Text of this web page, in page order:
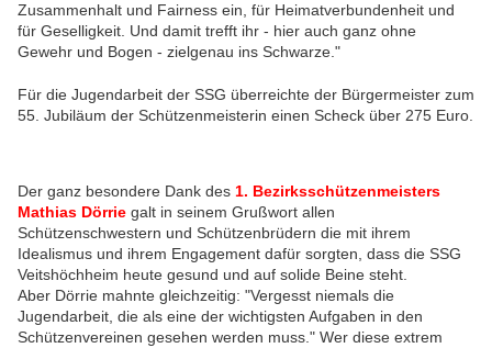
Zusammenhalt und Fairness ein, für Heimatverbundenheit und
für Geselligkeit. Und damit trefft ihr - hier auch ganz ohne
Gewehr und Bogen - zielgenau ins Schwarze."
Für die Jugendarbeit der SSG überreichte der Bürgermeister zum
55. Jubiläum der Schützenmeisterin einen Scheck über 275 Euro.
Der ganz besondere Dank des 1. Bezirksschützenmeisters
Mathias Dörrie galt in seinem Grußwort allen
Schützenschwestern und Schützenbrüdern die mit ihrem
Idealismus und ihrem Engagement dafür sorgten, dass die SSG
Veitshöchheim heute gesund und auf solide Beine steht.
Aber Dörrie mahnte gleichzeitig: "Vergesst niemals die
Jugendarbeit, die als eine der wichtigsten Aufgaben in den
Schützenvereinen gesehen werden muss." Wer diese extrem